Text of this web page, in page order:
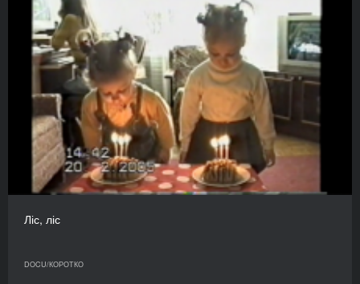
Ліс, ліс
DOCU/КОРОТКО